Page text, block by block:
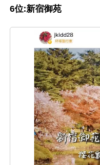
6位:新宿御苑